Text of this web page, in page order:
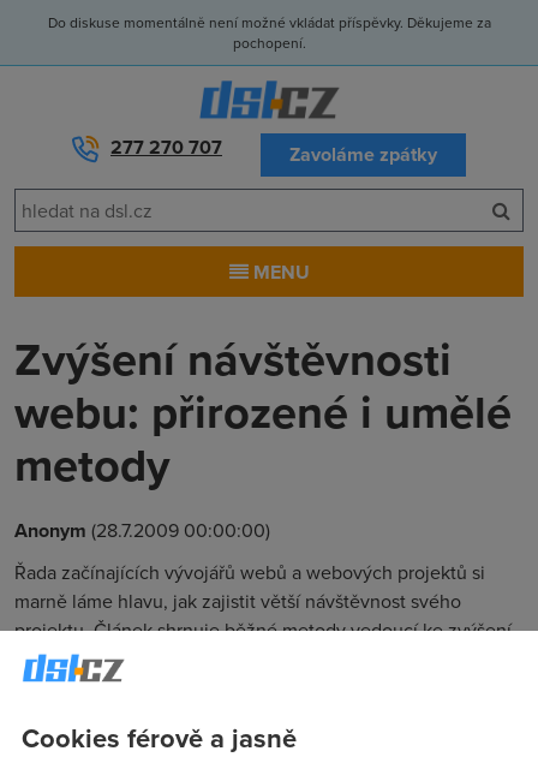
Do diskuse momentálně není možné vkládat příspěvky. Děkujeme za
pochopení.
277 270 707 Zavoláme zpátky
MENU
Zvýšení návštěvnosti
webu: přirozené i umělé
metody
Anonym (28.7.2009 00:00:00)
Řada začínajících vývojářů webů a webových projektů si
marně láme hlavu, jak zajistit větší návštěvnost svého
projektu. Článek shrnuje běžné metody vedoucí ke zvýšení
návštěvnosti a dotýká se také možnosti umělého zvýšení
návštěvnosti.
Cookies férově a jasně